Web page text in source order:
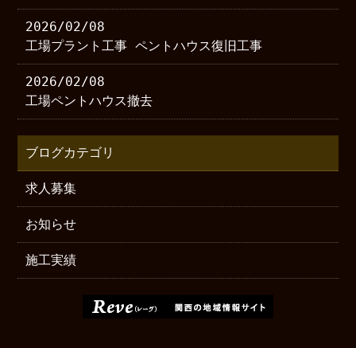
2026/02/08
工場プラント工事 ペントハウス復旧工事
2026/02/08
工場ペントハウス撤去
ブログカテゴリ
求人募集
お知らせ
施工実績